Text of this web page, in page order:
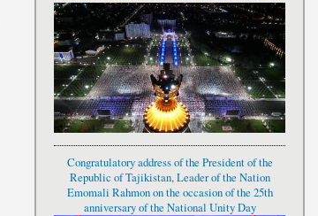
Congratulatory address of the President of the
Republic of Tajikistan, Leader of the Nation
Emomali Rahmon on the occasion of the 25th
anniversary of the National Unity Day